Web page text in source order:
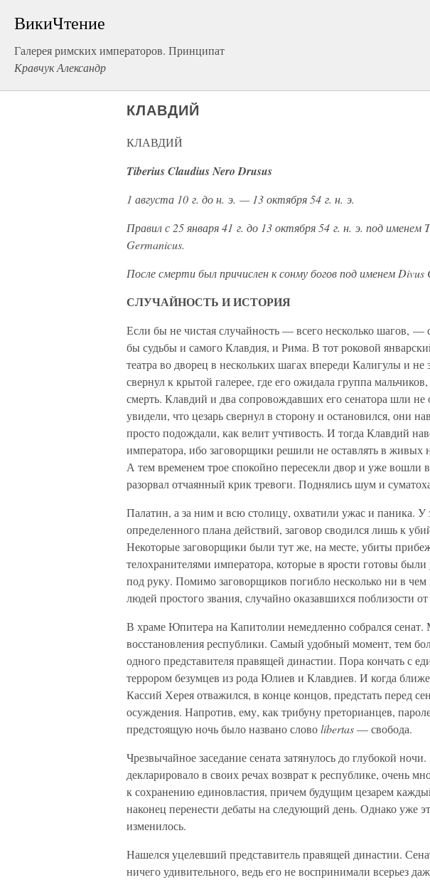
ВикиЧтение
Галерея римских императоров. Принципат
Кравчук Александр
КЛАВДИЙ
КЛАВДИЙ
Tiberius Claudius Nero Drusus
1 августа 10 г. до н. э. — 13 октября 54 г. н. э.
Правил с 25 января 41 г. до 13 октября 54 г. н. э. под именем
Germanicus.
После смерти был причислен к сонму богов под именем Divus
СЛУЧАЙНОСТЬ И ИСТОРИЯ
Если бы не чистая случайность — всего несколько шагов, —
бы судьбы и самого Клавдия, и Рима. В тот роковой
театра во дворец в нескольких шагах впереди Калигулы и не
свернул к крытой галерее, где его ожидала группа
смерть. Клавдий и два сопровождавших его сенатора шли не
увидели, что цезарь свернул в сторону и остановился, они
просто подождали, как велит учтивость. И тогда Клавдий
императора, ибо заговорщики решили не оставлять в живых
А тем временем трое спокойно пересекли двор и уже вошли
разорвал отчаянный крик тревоги. Поднялись шум и
Палатин, а за ним и всю столицу, охватили ужас и паника. У
определенного плана действий, заговор сводился лишь к
Некоторые заговорщики были тут же, на месте, убиты
телохранителями императора, которые в ярости готовы были
под руку. Помимо заговорщиков погибло несколько ни в
людей простого звания, случайно оказавшихся поблизости
В храме Юпитера на Капитолии немедленно собрался сенат.
восстановления республики. Самый удобный момент, тем
одного представителя правящей династии. Пора кончать с
террором безумцев из рода Юлиев и Клавдиев. И когда
Кассий Херея отважился, в конце концов, предстать перед
осуждения. Напротив, ему, как трибуну преторианцев,
предстоящую ночь было названо словоlibertas— свобода.
Чрезвычайное заседание сената затянулось до глубокой
декларировало в своих речах возврат к республике, очень
к сохранению единовластия, причем будущим цезарем
наконец перенести дебаты на следующий день. Однако уже
изменилось.
Нашелся уцелевший представитель правящей династии.
ничего удивительного, ведь его не воспринимали всерьез